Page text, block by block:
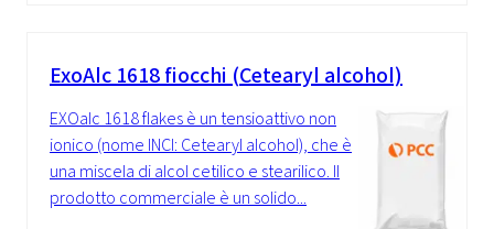
ExoAlc 1618 fiocchi (Cetearyl alcohol)
EXOalc 1618 flakes è un tensioattivo non
ionico (nome INCI: Cetearyl alcohol), che è
una miscela di alcol cetilico e stearilico. Il
prodotto commerciale è un solido...